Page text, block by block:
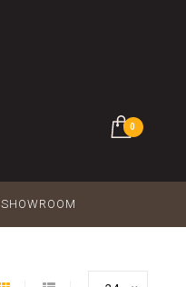
0
SHOWROOM